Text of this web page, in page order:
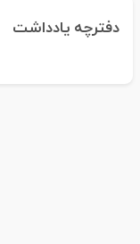
دفترچه یادداشت